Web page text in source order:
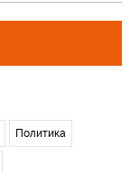
Политика